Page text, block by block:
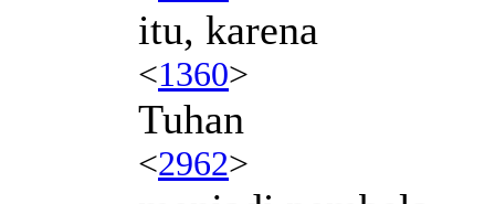
itu, karena
<1360>
Tuhan
<2962>